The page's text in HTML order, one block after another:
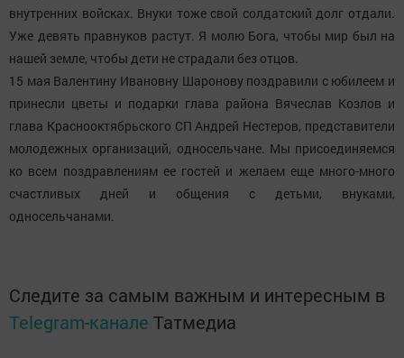
внутренних войсках. Внуки тоже свой солдатский долг отдали.
Уже девять правнуков растут. Я молю Бога, чтобы мир был на
нашей земле, чтобы дети не страдали без отцов.
15 мая Валентину Ивановну Шаронову поздравили с юбилеем и
принесли цветы и подарки глава района Вячеслав Козлов и
глава Краснооктябрьского СП Андрей Нестеров, представители
молодежных организаций, односельчане. Мы присоединяемся
ко всем поздравлениям ее гостей и желаем еще много-много
счастливых дней и общения с детьми, внуками,
односельчанами.
Следите за самым важным и интересным в
Telegram-канале Татмедиа